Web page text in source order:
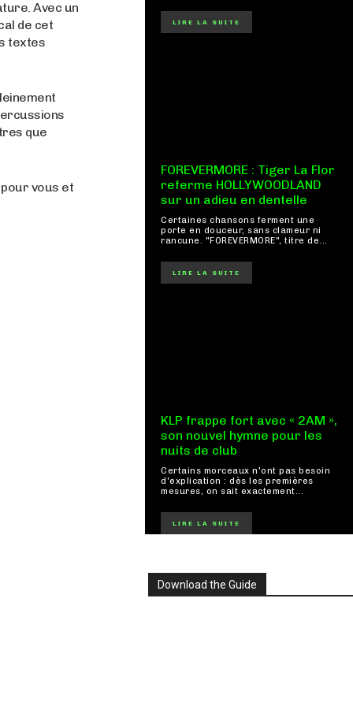
Avec un
de cet
textes
que
vous et
LIRE LA SUITE
FOREVERMORE : Tiger La Flor
referme HOLLYWOODLAND
sur un adieu en dentelle
Certaines chansons ferment une
porte en douceur, sans clameur ni
rancune. "FOREVERMORE", titre de...
LIRE LA SUITE
KLP frappe fort avec « 2AM »,
son nouvel hymne pour les
nuits de club
Certains morceaux n'ont pas besoin
d'explication : dès les premières
mesures, on sait exactement...
LIRE LA SUITE
Download the Guide